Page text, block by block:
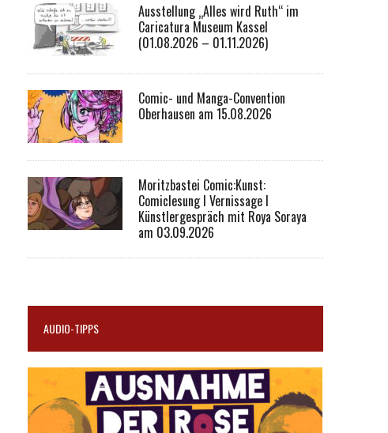
Ausstellung „Alles wird Ruth“ im
Caricatura Museum Kassel
(01.08.2026 – 01.11.2026)
Comic- und Manga-Convention
Oberhausen am 15.08.2026
Moritzbastei Comic:Kunst:
Comiclesung I Vernissage I
Künstlergespräch mit Roya Soraya
am 03.09.2026
AUDIO-TIPPS